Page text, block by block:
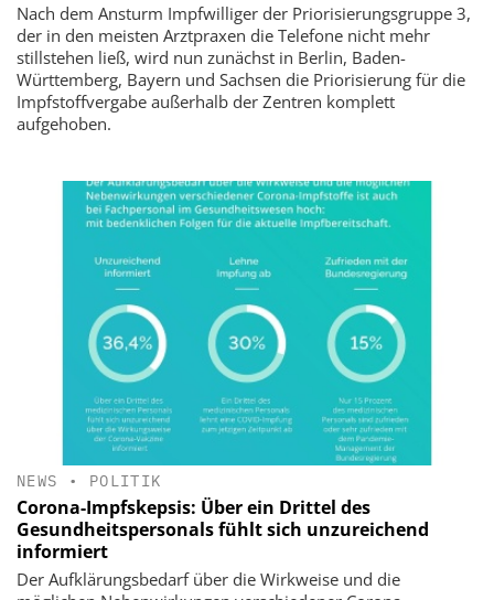
Nach dem Ansturm Impfwilliger der Priorisierungsgruppe 3,
der in den meisten Arztpraxen die Telefone nicht mehr
stillstehen ließ, wird nun zunächst in Berlin, Baden-
Württemberg, Bayern und Sachsen die Priorisierung für die
Impfstoffvergabe außerhalb der Zentren komplett
aufgehoben.
NEWS • POLITIK
Corona-Impfskepsis: Über ein Drittel des
Gesundheitspersonals fühlt sich unzureichend
informiert
Der Aufklärungsbedarf über die Wirkweise und die